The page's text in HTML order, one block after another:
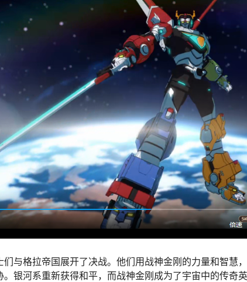
与格拉帝国展开了决战。他们用战神金刚的力量和智慧
银河系重新获得和平，而战神金刚成为了宇宙中的传奇